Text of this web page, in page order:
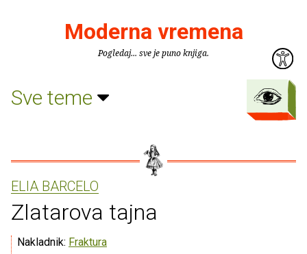
Moderna vremena
Pogledaj... sve je puno knjiga.
Sve teme
ELIA BARCELO
Zlatarova tajna
Nakladnik: Fraktura